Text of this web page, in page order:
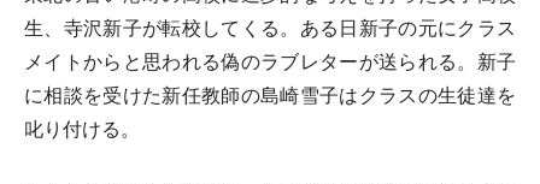
生、寺沢新子が転校してくる。ある日新子の元にクラス
メイトからと思われる偽のラブレターが送られる。新子
に相談を受けた新任教師の島崎雪子はクラスの生徒達を
叱り付ける。